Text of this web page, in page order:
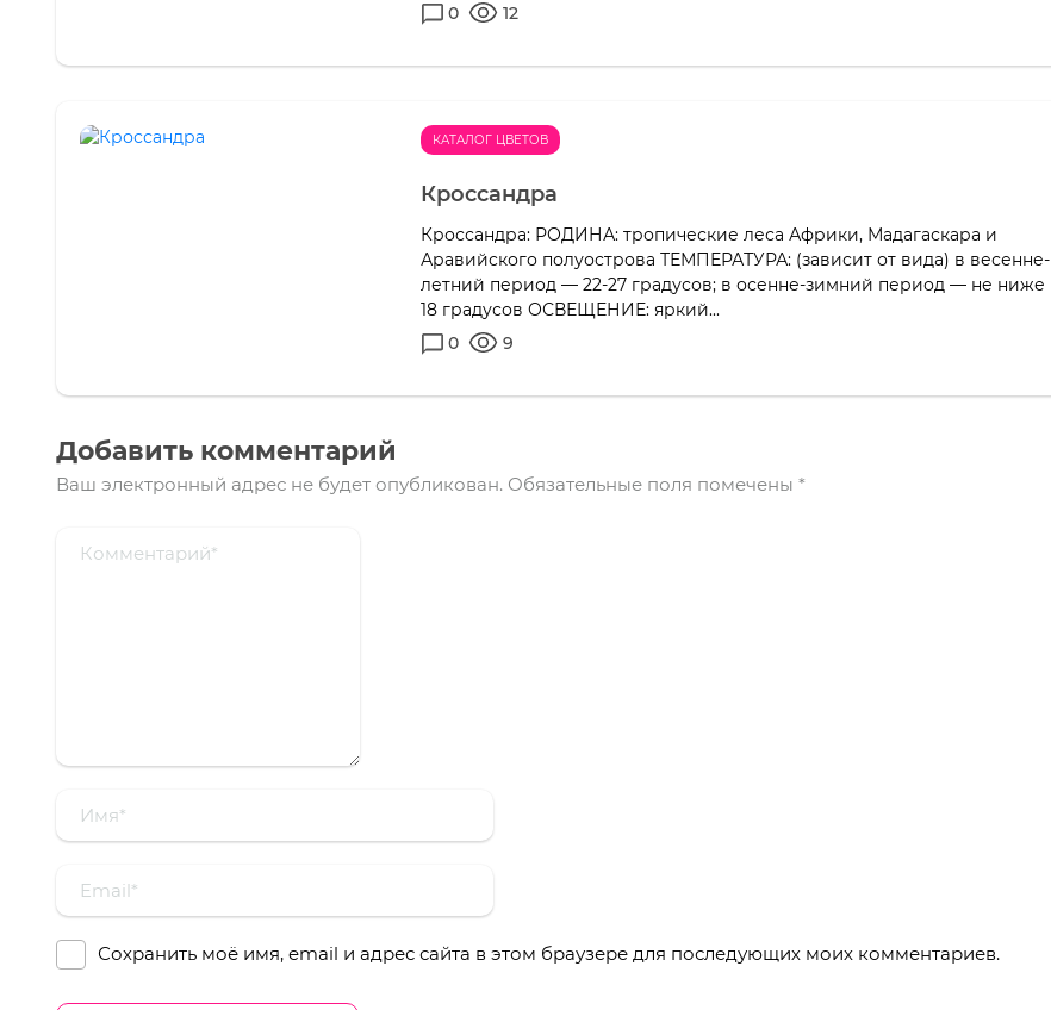
0
12
КАТАЛОГ ЦВЕТОВ
Кроссандра
Кроссандра: РОДИНА: тропические леса Африки, Мадагаскара и
Аравийского полуострова ТЕМПЕРАТУРА: (зависит от вида) в весенне-
летний период — 22-27 градусов; в осенне-зимний период — не ниже
18 градусов ОСВЕЩЕНИЕ: яркий...
0
9
Добавить комментарий
Ваш электронный адрес не будет опубликован. Обязательные поля помечены *
Сохранить моё имя, email и адрес сайта в этом браузере для последующих моих комментариев.